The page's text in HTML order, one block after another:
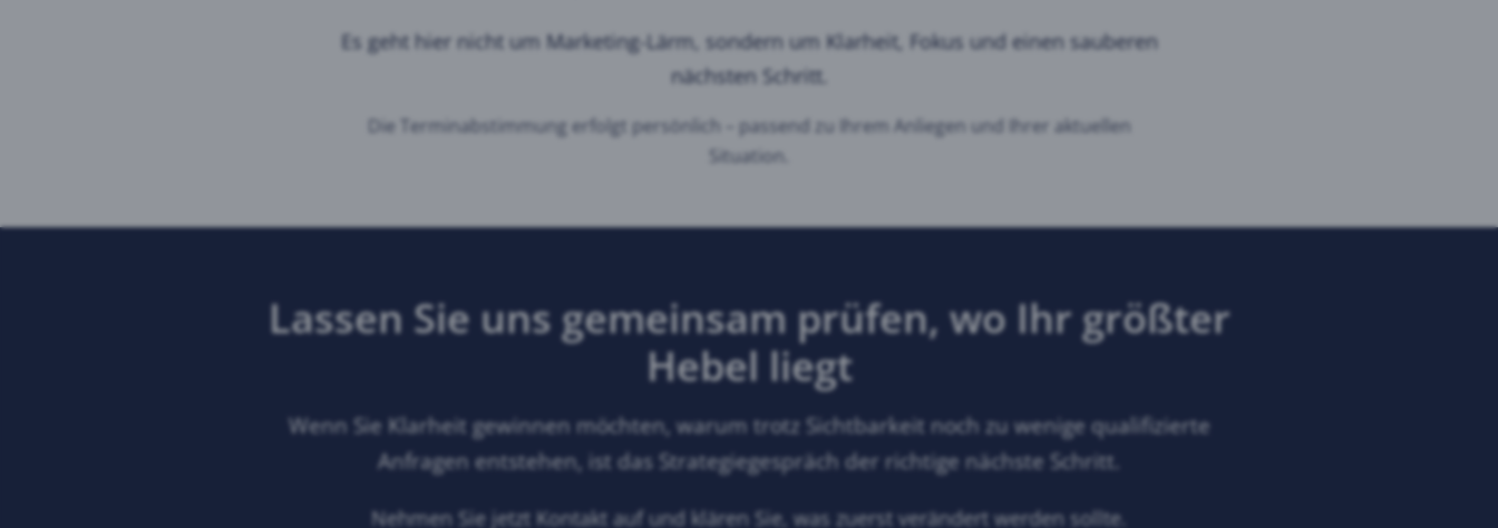
Es geht hier nicht um Marketing-Lärm, sondern um Klarheit, Fokus und einen sauberen
nächsten Schritt.
Die Terminabstimmung erfolgt persönlich – passend zu Ihrem Anliegen und Ihrer aktuellen
Situation.
Lassen Sie uns gemeinsam prüfen, wo Ihr größter
Hebel liegt
Wenn Sie Klarheit gewinnen möchten, warum trotz Sichtbarkeit noch zu wenige qualifizierte
Anfragen entstehen, ist das Strategiegespräch der richtige nächste Schritt.
Nehmen Sie jetzt Kontakt auf und klären Sie, was zuerst verändert werden sollte.